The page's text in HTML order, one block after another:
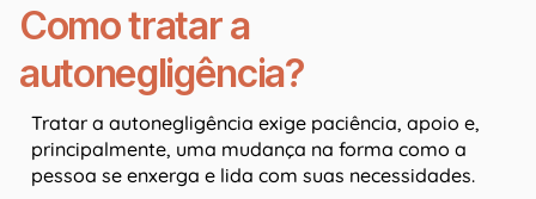
Como tratar a
autonegligência?
Tratar a autonegligência exige paciência, apoio e,
principalmente, uma mudança na forma como a
pessoa se enxerga e lida com suas necessidades.